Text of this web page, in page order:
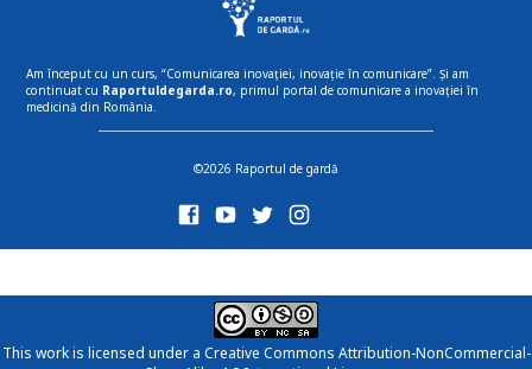
Am început cu un curs, “Comunicarea inovației, inovație în comunicare”. Și am
continuat cu Raportuldegarda.ro, primul portal de comunicare a inovației în
medicină din România.
©2026 Raportul de gardă
This work is licensed under a Creative Commons Attribution-NonCommercial-